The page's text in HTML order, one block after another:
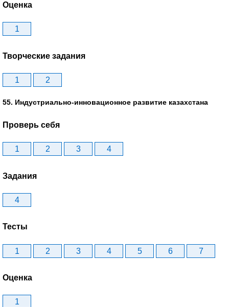
Оценка
1
Творческие задания
1 2
55. Индустриально-инновационное развитие казахстана
Проверь себя
1 2 3 4
Задания
4
Тесты
1 2 3 4 5 6 7
Оценка
1